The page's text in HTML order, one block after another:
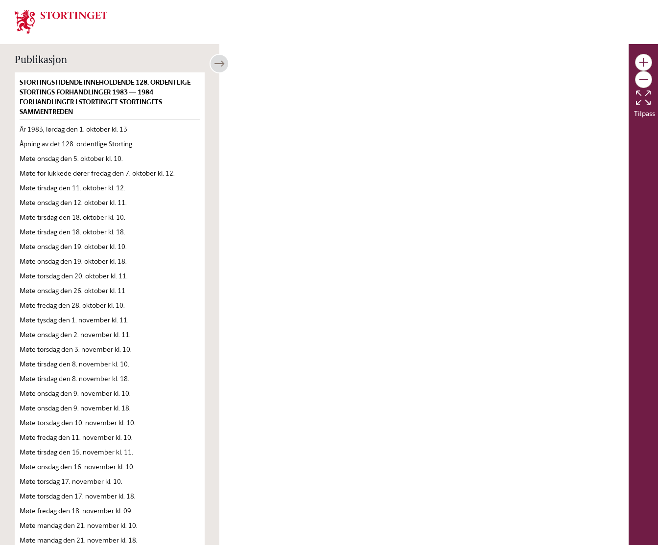
Stortinget.no
Publikasjon
STORTINGSTIDENDE INNEHOLDENDE 128. ORDENTLIGE
STORTINGS FORHANDLINGER 1983 — 1984
FORHANDLINGER I STORTINGET STORTINGETS
SAMMENTREDEN
År 1983, lørdag den 1. oktober kl. 13
Åpning av det 128. ordentlige Storting.
Møte onsdag den 5. oktober kl. 10.
Møte for lukkede dører fredag den 7. oktober kl. 12.
Møte tirsdag den 11. oktober kl. 12.
Møte onsdag den 12. oktober kl. 11.
Møte tirsdag den 18. oktober kl. 10.
Møte tirsdag den 18. oktober kl. 18.
Møte onsdag den 19. oktober kl. 10.
Møte onsdag den 19. oktober kl. 18.
Møte torsdag den 20. oktober kl. 11.
Møte onsdag den 26. oktober kl. 11
Møte fredag den 28. oktober kl. 10.
Møte tysdag den 1. november kl. 11.
Møte onsdag den 2. november kl. 11.
Møte torsdag den 3. november kl. 10.
Møte tirsdag den 8. november kl. 10.
Møte tirsdag den 8. november kl. 18.
Møte onsdag den 9. november kl. 10.
Møte onsdag den 9. november kl. 18.
Møte torsdag den 10. november kl. 10.
Møte fredag den 11. november kl. 10.
Møte tirsdag den 15. november kl. 11.
Møte onsdag den 16. november kl. 10.
Møte torsdag 17. november kl. 10.
Møte torsdag den 17. november kl. 18.
Møte fredag den 18. november kl. 09.
Møte mandag den 21. november kl. 10.
Møte mandag den 21. november kl. 18.